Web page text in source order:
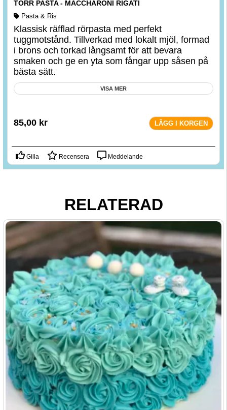
TORR PASTA - MACCHARONI RIGATI
Pasta & Ris
Klassisk räfflad rörpasta med perfekt
tuggmotstånd. Tillverkad med lokalt mjöl, formad
i brons och torkad långsamt för att bevara
smaken och ge en yta som fångar upp såsen på
bästa sätt.
VISA MER
85,00 kr LÄGG I KORGEN
Gilla Recensera Meddelande
RELATERAD